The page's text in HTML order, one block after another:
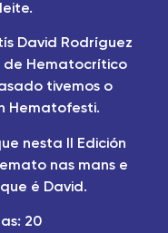
David Rodríguez
de Hematocrítico
tivemos o
Hematofesti.
nesta II Edición
nas mans e
é David.
20